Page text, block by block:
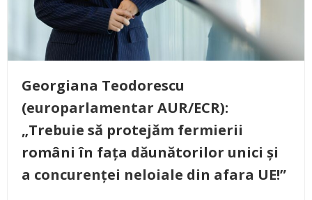
Georgiana Teodorescu
(europarlamentar AUR/ECR):
„Trebuie să protejăm fermierii
români în fața dăunătorilor unici și
a concurenței neloiale din afara UE!”